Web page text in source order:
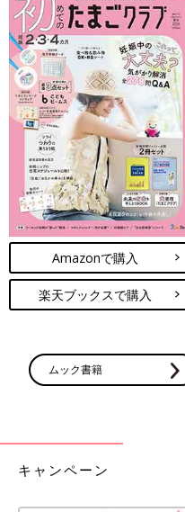
Amazonで購入
楽天ブックスで購入
ムック書籍
キャンペーン